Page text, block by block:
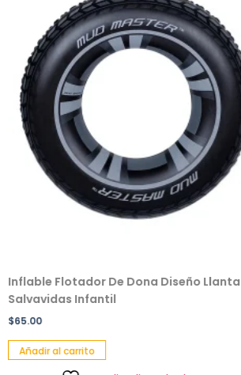
Inflable Flotador De Dona Diseño Llanta
Salvavidas Infantil
$65.00
Añadir al carrito